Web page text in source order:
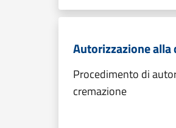
Autorizzazione alla
Procedimento di
cremazione